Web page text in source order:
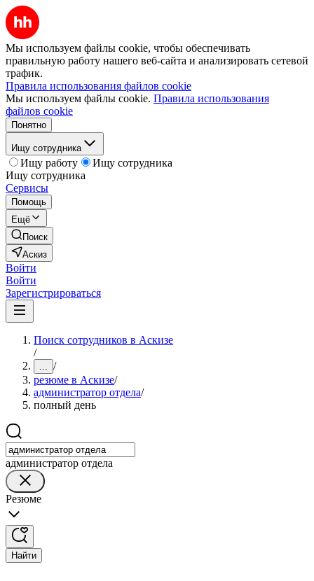
Мы используем файлы cookie, чтобы обеспечивать
правильную работу нашего веб-сайта и анализировать сетевой
трафик.
Правила использования файлов cookie
Мы используем файлы cookie. Правила использования
файлов cookie
Понятно
Ищу сотрудника
Ищу работу
Ищу сотрудника
Ищу сотрудника
Сервисы
Помощь
Ещё
Поиск
Аскиз
Войти
Войти
Зарегистрироваться
Поиск сотрудников в Аскизе
/
... /
резюме в Аскизе/
администратор отдела/
полный день
администратор отдела
Резюме
Найти